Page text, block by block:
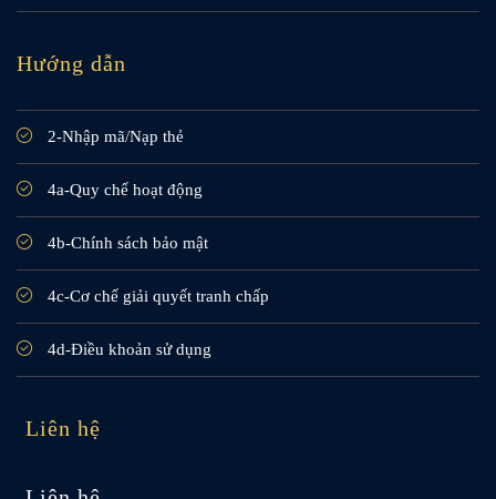
Hướng dẫn
2-Nhập mã/Nạp thẻ
4a-Quy chế hoạt động
4b-Chính sách bảo mật
4c-Cơ chế giải quyết tranh chấp
4d-Điều khoản sử dụng
Liên hệ